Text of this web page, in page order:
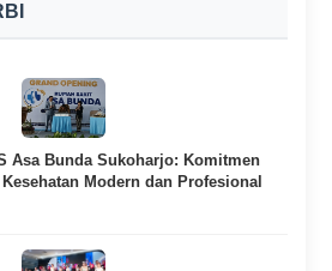
Asa Bunda Sukoharjo: Komitmen
Modern dan Profesional